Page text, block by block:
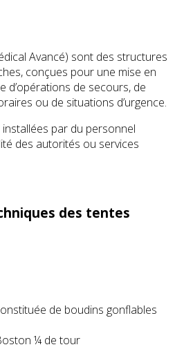
Avancé) sont des structures
conçues pour une mise en
de secours, de
ou de situations d’urgence.
par du personnel
des autorités ou services
des tentes
de boudins gonflables
¼ de tour